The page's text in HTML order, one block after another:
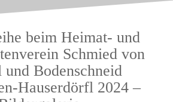
beim Heimat- und
Schmied von
Bodenschneid
Hauserdörfl 2024 –